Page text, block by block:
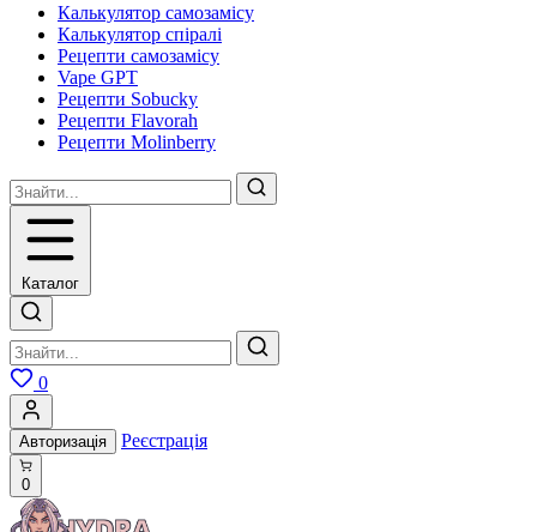
Калькулятор самозамісу
Калькулятор спіралі
Рецепти самозамісу
Vape GPT
Рецепти Sobucky
Рецепти Flavorah
Рецепти Molinberry
Каталог
0
Авторизація Реєстрація
0